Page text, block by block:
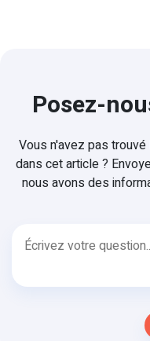
Posez-
Vous n'avez pas
dans cet article ?
nous avons des